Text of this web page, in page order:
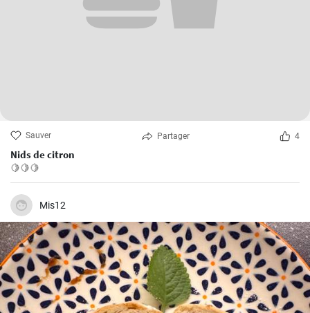
Sauver Partager 4
Nids de citron
🍋🍋🍋
Mis12